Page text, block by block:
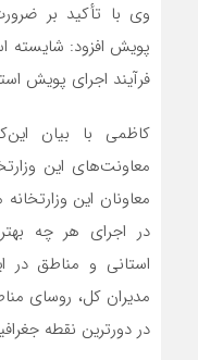
وی با تأکید بر
پویش افزود:
فرآیند اجرای پویش
کاظمی با بیان
معاونت‌های این
معاونان این
در اجرای هر چه
استانی و مناطق در
مدیران کل، روسای
در دورترین نقطه